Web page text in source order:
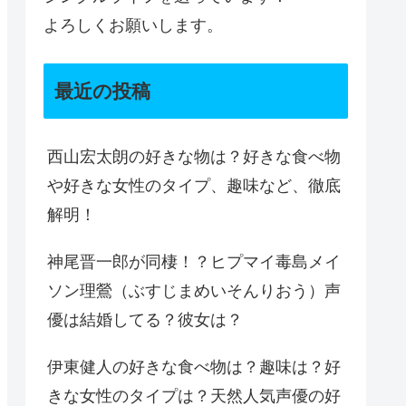
よろしくお願いします。
最近の投稿
西山宏太朗の好きな物は？好きな食べ物
や好きな女性のタイプ、趣味など、徹底
解明！
神尾晋一郎が同棲！？ヒプマイ毒島メイ
ソン理鶯（ぶすじまめいそんりおう）声
優は結婚してる？彼女は？
伊東健人の好きな食べ物は？趣味は？好
きな女性のタイプは？天然人気声優の好